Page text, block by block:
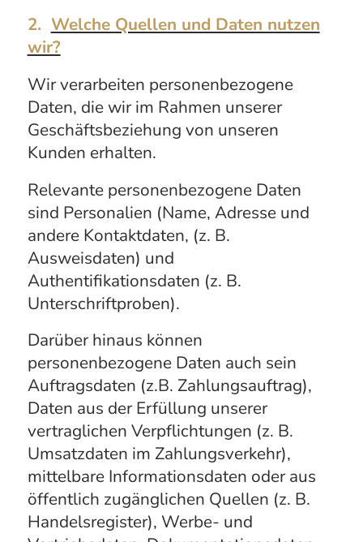
2. Welche Quellen und Daten nutzen
wir?
Wir verarbeiten personenbezogene
Daten, die wir im Rahmen unserer
Geschäftsbeziehung von unseren
Kunden erhalten.
Relevante personenbezogene Daten
sind Personalien (Name, Adresse und
andere Kontaktdaten, (z. B.
Ausweisdaten) und
Authentifikationsdaten (z. B.
Unterschriftproben).
Darüber hinaus können
personenbezogene Daten auch sein
Auftragsdaten (z.B. Zahlungsauftrag),
Daten aus der Erfüllung unserer
vertraglichen Verpflichtungen (z. B.
Umsatzdaten im Zahlungsverkehr),
mittelbare Informationsdaten oder aus
öffentlich zugänglichen Quellen (z. B.
Handelsregister), Werbe- und